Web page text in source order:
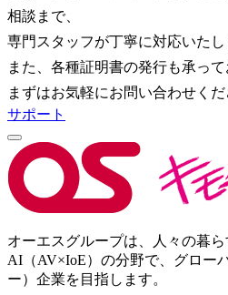
相談まで、
専門スタッフが丁寧に対応いたし
また、各種証明書の発行も承って
まずはお気軽にお問い合わせくだ
サポート
オーエスグループは、人々の暮
AI（AV×IoE）の分野で、グロー
ー）企業を目指します。